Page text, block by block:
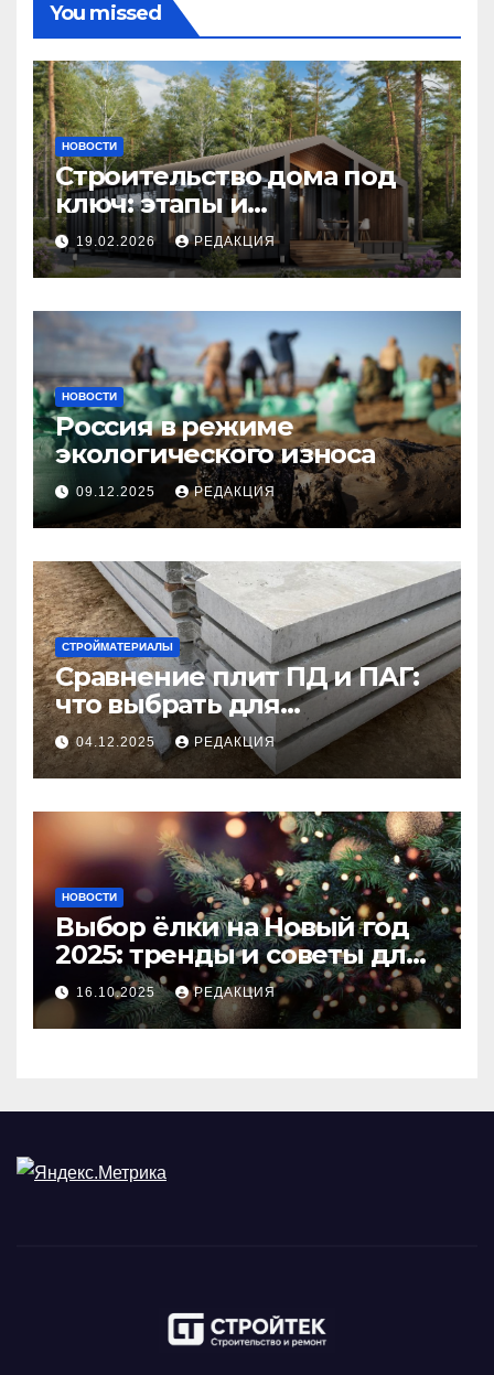
You missed
НОВОСТИ
Строительство дома под
ключ: этапы и
планирование бюджета
19.02.2026 РЕДАКЦИЯ
НОВОСТИ
Россия в режиме
экологического износа
09.12.2025 РЕДАКЦИЯ
СТРОЙМАТЕРИАЛЫ
Сравнение плит ПД и ПАГ:
что выбрать для
долговечного и прочного
покрытия
04.12.2025 РЕДАКЦИЯ
НОВОСТИ
Выбор ёлки на Новый год
2025: тренды и советы для
идеального праздника
16.10.2025 РЕДАКЦИЯ